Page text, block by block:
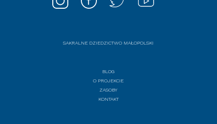
SAKRALNE DZIEDZICTWO MAŁOPOLSKI
BLOG
O PROJEKCIE
ZASOBY
KONTAKT